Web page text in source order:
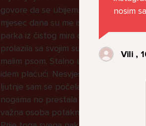
govore da se ubijem. Prije
mjesec dana su me istukli kod
parka iz čistog mira dok sam
prolazila sa svojim susjedama i
malim psom. Stalno u krevet
idem plačući. Nesvjesno te zbog
ljutnje sam se počela tući po
nogama no prestala sam jer me
važna osoba potaknula na to.
nosim
Vili ,